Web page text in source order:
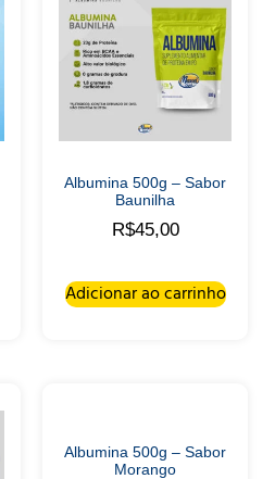
Albumina 500g – Sabor
Baunilha
R$45,00
Adicionar ao carrinho
Albumina 500g – Sabor
Morango